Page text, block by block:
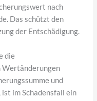
nach
Das schützt den
der Entschädigung.
die
Wertänderungen
und
im Schadensfall ein